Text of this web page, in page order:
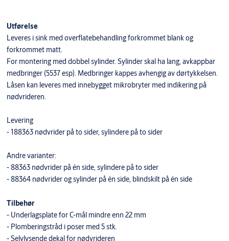
Utførelse
Leveres i sink med overflatebehandling forkrommet blank og
forkrommet matt.
For montering med dobbel sylinder. Sylinder skal ha lang, avkappbar
medbringer (5537 esp). Medbringer kappes avhengig av dørtykkelsen.
Låsen kan leveres med innebygget mikrobryter med indikering på
nødvrideren.
Levering
- 188363 nødvrider på to sider, sylindere på to sider
Andre varianter:
- 88363 nødvrider på én side, sylindere på to sider
- 88364 nødvrider og sylinder på én side, blindskilt på én side
Tilbehør
- Underlagsplate for C-mål mindre enn 22 mm
- Plomberingstråd i poser med 5 stk.
- Selvlysende dekal for nødvrideren